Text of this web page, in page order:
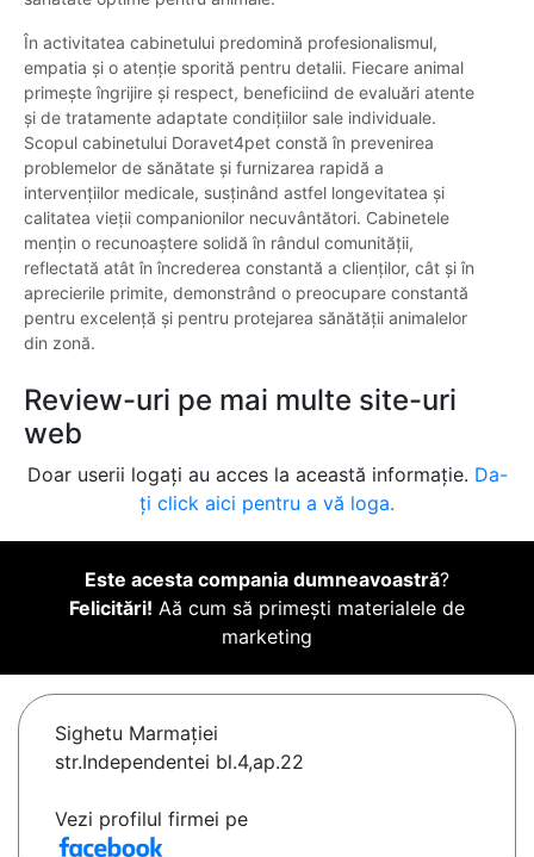
În activitatea cabinetului predomină profesionalismul,
empatia și o atenție sporită pentru detalii. Fiecare animal
primește îngrijire și respect, beneficiind de evaluări atente
și de tratamente adaptate condițiilor sale individuale.
Scopul cabinetului Doravet4pet constă în prevenirea
problemelor de sănătate și furnizarea rapidă a
intervențiilor medicale, susținând astfel longevitatea și
calitatea vieții companionilor necuvântători. Cabinetele
mențin o recunoaștere solidă în rândul comunității,
reflectată atât în încrederea constantă a clienților, cât și în
aprecierile primite, demonstrând o preocupare constantă
pentru excelență și pentru protejarea sănătății animalelor
din zonă.
Review-uri pe mai multe site-uri
web
Doar userii logați au acces la această informație. Da-
ți click aici pentru a vă loga.
Este acesta compania dumneavoastră?
Felicitări! Aă cum să primești materialele de
marketing
Sighetu Marmaţiei
str.Independentei bl.4,ap.22
Vezi profilul firmei pe